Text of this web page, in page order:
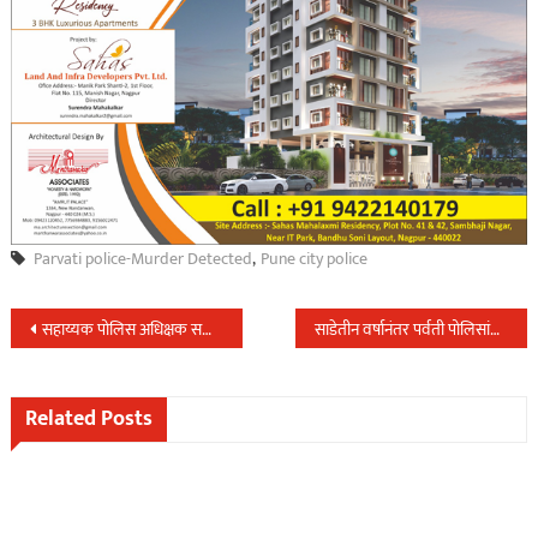
Parvati police-Murder Detected, Pune city police
Post
navigation
सहाय्यक पोलिस अधिक्षक सत्यसाई कार्तिक यांचे पथकाचा मटका जुगार अड्डयावर छापा…. साडेतीन वर्षानंतर पर्वती पोलिसांनी उलगडले खुनाचे रहस्य, आरोपीला अटक
Related Posts